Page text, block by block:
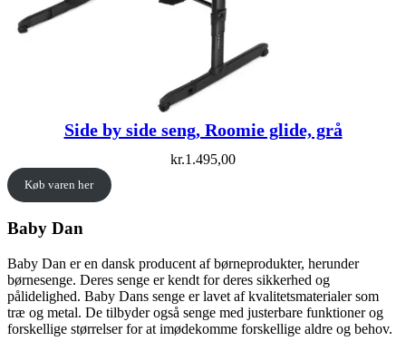
Side by side seng, Roomie glide, grå
kr.1.495,00
Køb varen her
Baby Dan
Baby Dan er en dansk producent af børneprodukter, herunder
børnesenge. Deres senge er kendt for deres sikkerhed og
pålidelighed. Baby Dans senge er lavet af kvalitetsmaterialer som
træ og metal. De tilbyder også senge med justerbare funktioner og
forskellige størrelser for at imødekomme forskellige aldre og behov.